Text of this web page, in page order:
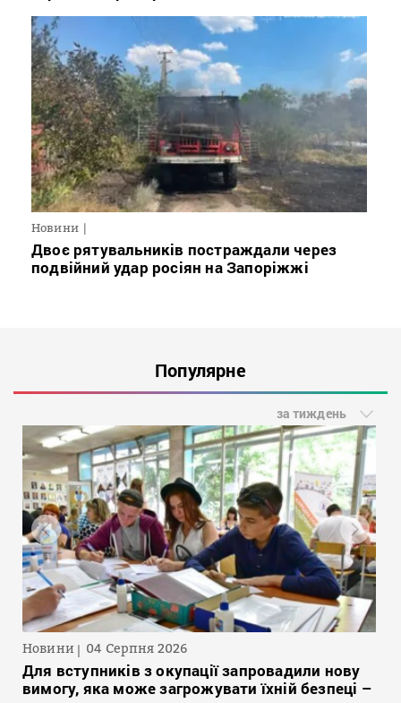
Новини
Двоє рятувальників постраждали через
подвійний удар росіян на Запоріжжі
Популярне
за тиждень
Новини 04 Серпня 2026
Для вступників з окупації запровадили нову
вимогу, яка може загрожувати їхній безпеці –